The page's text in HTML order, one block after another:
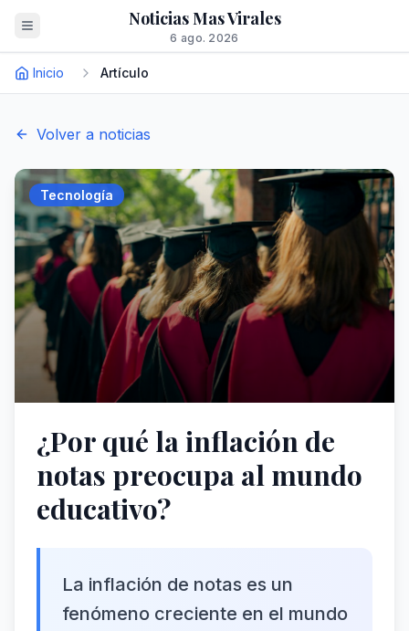
Noticias Mas Virales
6 ago. 2026
Inicio Artículo
Volver a noticias
Tecnología
¿Por qué la inflación de
notas preocupa al mundo
educativo?
La inflación de notas es un
fenómeno creciente en el mundo